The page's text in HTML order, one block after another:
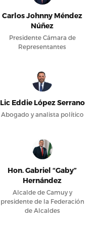
Carlos Johnny Méndez
Núñez
Presidente Cámara de
Representantes
Lic Eddie López Serrano
Abogado y analista político
Hon. Gabriel “Gaby”
Hernández
Alcalde de Camuy y
presidente de la Federación
de Alcaldes